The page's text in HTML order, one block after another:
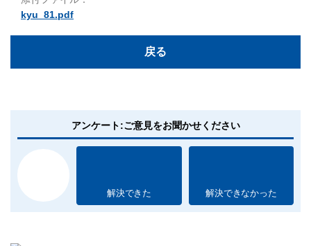
kyu_81.pdf
戻る
アンケート:ご意見をお聞かせください
解決できた 解決できなかった